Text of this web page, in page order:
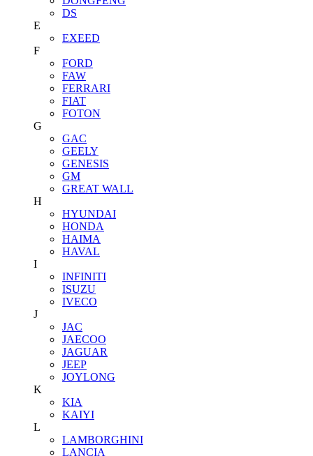
DS
E
EXEED
F
FORD
FAW
FERRARI
FIAT
FOTON
G
GAC
GEELY
GENESIS
GM
GREAT WALL
H
HYUNDAI
HONDA
HAIMA
HAVAL
I
INFINITI
ISUZU
IVECO
J
JAC
JAECOO
JAGUAR
JEEP
JOYLONG
K
KIA
KAIYI
L
LAMBORGHINI
LANCIA